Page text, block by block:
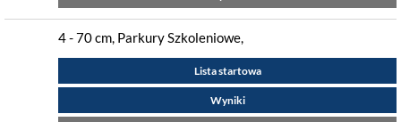
4 - 70 cm, Parkury Szkoleniowe,
Lista startowa
Wyniki